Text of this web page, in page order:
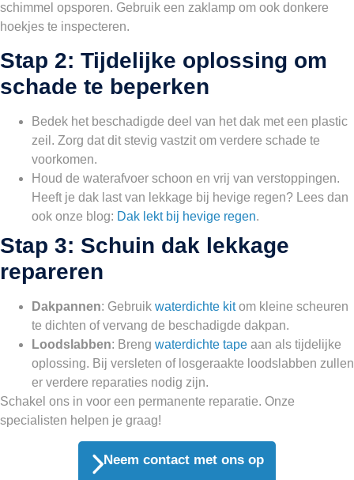
schimmel opsporen. Gebruik een zaklamp om ook donkere
hoekjes te inspecteren.
Stap 2: Tijdelijke oplossing om
schade te beperken
Bedek het beschadigde deel van het dak met een plastic
zeil. Zorg dat dit stevig vastzit om verdere schade te
voorkomen.
Houd de waterafvoer schoon en vrij van verstoppingen.
Heeft je dak last van lekkage bij hevige regen? Lees dan
ook onze blog: Dak lekt bij hevige regen.
Stap 3: Schuin dak lekkage
repareren
Dakpannen: Gebruik waterdichte kitom kleine scheuren
te dichten of vervang de beschadigde dakpan.
Loodslabben: Breng waterdichte tape aan als tijdelijke
oplossing. Bij versleten of losgeraakte loodslabben zullen
er verdere reparaties nodig zijn.
Schakel ons in voor een permanente reparatie. Onze
specialisten helpen je graag!
Neem contact met ons op